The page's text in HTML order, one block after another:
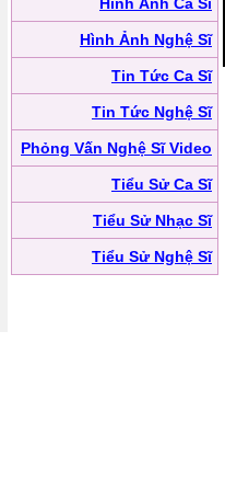
Hình Ảnh Nghệ Sĩ
Tin Tức Ca Sĩ
Tin Tức Nghệ Sĩ
Phỏng Vấn Nghệ Sĩ Video
Tiểu Sử Ca Sĩ
Tiểu Sử Nhạc Sĩ
Tiểu Sử Nghệ Sĩ